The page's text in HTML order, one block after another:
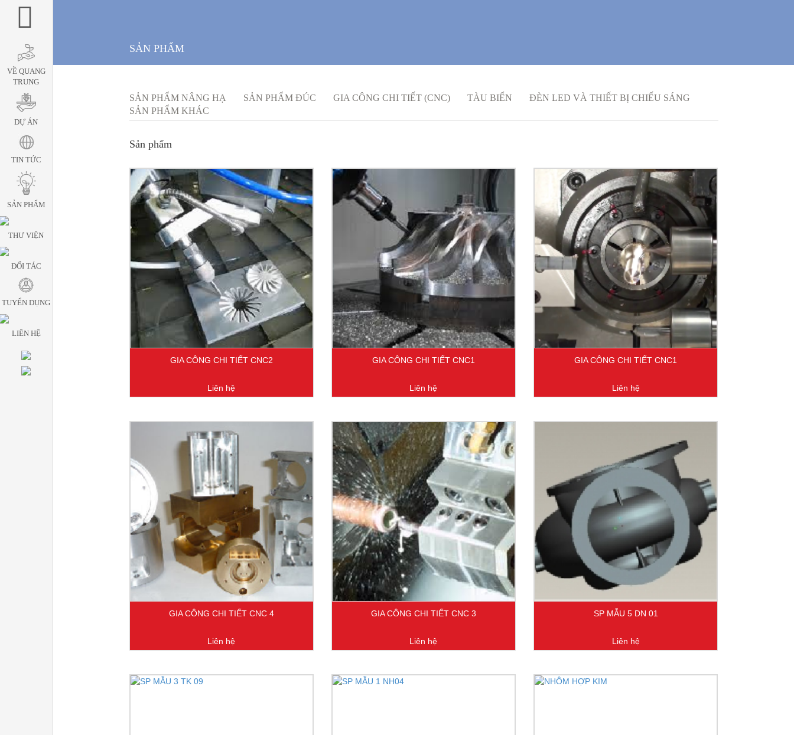
VỀ QUANG
TRUNG
DỰ ÁN
TIN TỨC
SẢN PHẨM
THƯ VIỆN
ĐỐI TÁC
TUYỂN DỤNG
LIÊN HỆ
SẢN PHẨM
SẢN PHẨM NÂNG HẠ SẢN PHẨM ĐÚC GIA CÔNG CHI TIẾT (CNC) TÀU BIỂN
ĐÈN LED VÀ THIẾT BỊ CHIẾU SÁNG
SẢN PHẨM KHÁC
Sản phẩm
GIA CÔNG CHI TIẾT CNC2
Liên hệ
GIA CÔNG CHI TIẾT CNC1
Liên hệ
GIA CÔNG CHI TIẾT CNC1
Liên hệ
GIA CÔNG CHI TIẾT CNC 4
Liên hệ
GIA CÔNG CHI TIẾT CNC 3
Liên hệ
SP MẪU 5 DN 01
Liên hệ